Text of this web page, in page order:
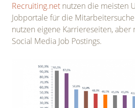
Recruiting.net nutzen die meisten
Jobportale für die
nutzen eigene Karriereseiten, aber
Social Media Job Postings.